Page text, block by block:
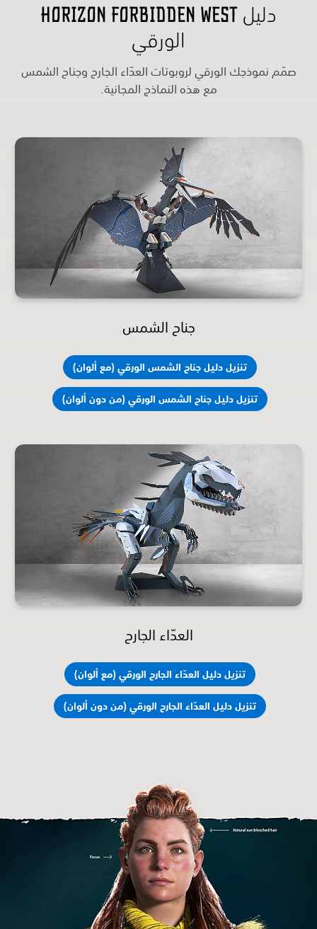
دليل Horizon Forbidden West
الورقي
صمّم نموذجك الورقي لروبوتات العدّاء الجارح وجناح الشمس
مع هذه النماذج المجانية.
جناح الشمس
تنزيل دليل جناح الشمس الورقي (مع ألوان)
تنزيل دليل جناح الشمس الورقي (من دون ألوان)
العدّاء الجارح
تنزيل دليل العدّاء الجارح الورقي (مع ألوان)
تنزيل دليل العدّاء الجارح الورقي (من دون ألوان)